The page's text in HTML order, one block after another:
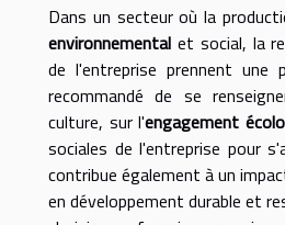
Dans un secteur où la
environnemental et social, la
de l'entreprise prennent une
recommandé de se
culture, sur l'engagement
sociales de l'entreprise pour
contribue également à un
en développement durable et